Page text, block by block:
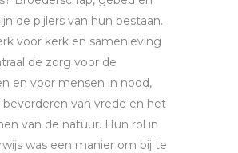
de pijlers van hun bestaan.
voor kerk en samenleving
de zorg voor de
en voor mensen in nood,
bevorderen van vrede en het
van de natuur. Hun rol in
was een manier om bij te